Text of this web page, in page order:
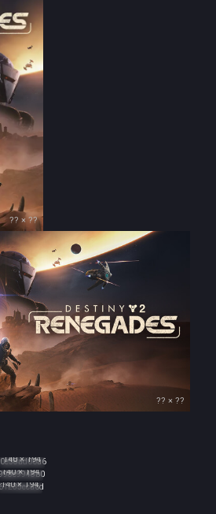
?? × ??
?? × ??
140 × 194
140 × 194
140 × 194